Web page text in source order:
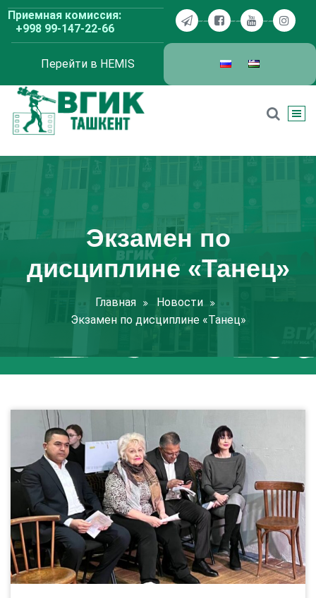
Перейти
содержимому
Приемная комиссия:
+998 99-147-22-66
Перейти в HEMIS
Экзамен по
дисциплине «Танец»
Главная
Новости
Экзамен по дисциплине «Танец»